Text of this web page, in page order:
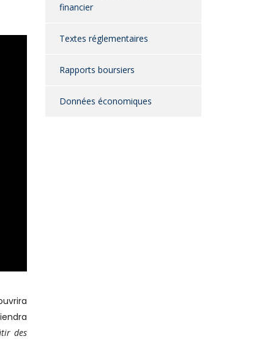
des
financier
Textes réglementaires
Rapports boursiers
Données économiques